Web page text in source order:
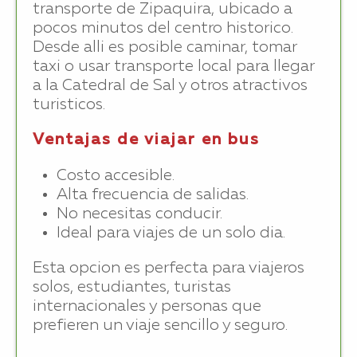
transporte de Zipaquira, ubicado a
pocos minutos del centro historico.
Desde alli es posible caminar, tomar
taxi o usar transporte local para llegar
a la Catedral de Sal y otros atractivos
turisticos.
Ventajas de viajar en bus
Costo accesible.
Alta frecuencia de salidas.
No necesitas conducir.
Ideal para viajes de un solo dia.
Esta opcion es perfecta para viajeros
solos, estudiantes, turistas
internacionales y personas que
prefieren un viaje sencillo y seguro.